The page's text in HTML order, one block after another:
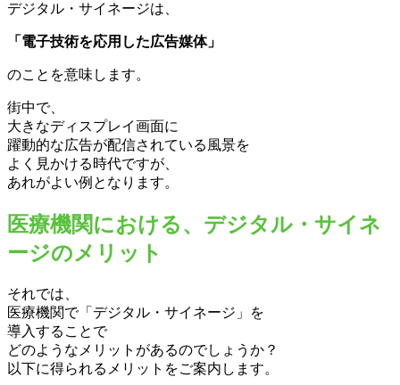
デジタル・サイネージは、
「電子技術を応用した広告媒体」
のことを意味します。
街中で、
大きなディスプレイ画面に
躍動的な広告が配信されている風景を
よく見かける時代ですが、
あれがよい例となります。
医療機関における、デジタル・サイネ
ージのメリット
それでは、
医療機関で「デジタル・サイネージ」を
導入することで
どのようなメリットがあるのでしょうか？
以下に得られるメリットをご案内します。